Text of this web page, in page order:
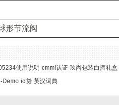
形节流阀
使用说明 cmmi认证 玖尚包装白酒礼盒
Demo id贷 英汉词典